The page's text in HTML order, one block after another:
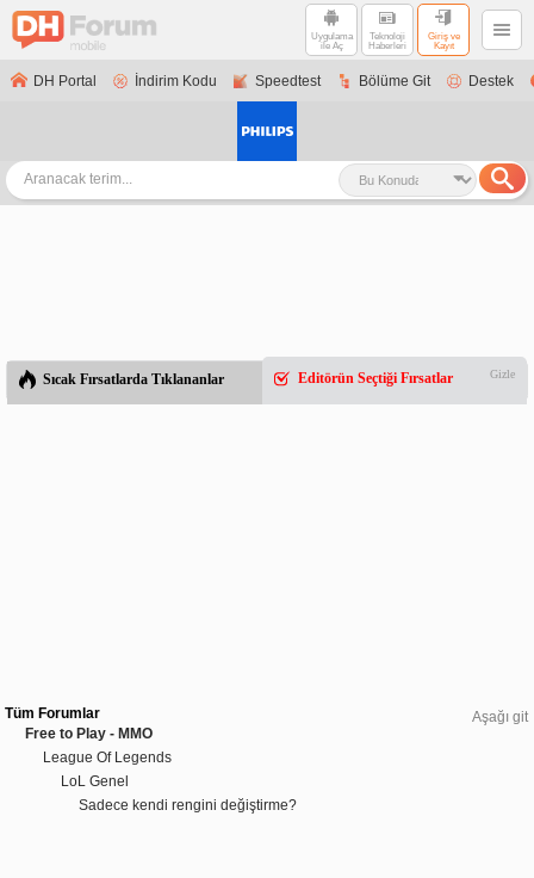
Uygulama
ile Aç
Teknoloji
Haberleri
Giriş ve
Kayıt
DH Portal İndirim Kodu Speedtest Bölüme Git Destek
Sıcak Fırsatlarda Tıklananlar Editörün Seçtiği Fırsatlar Gizle
Aşağı git
Tüm Forumlar
Free to Play - MMO
League Of Legends
LoL Genel
Sadece kendi rengini değiştirme?